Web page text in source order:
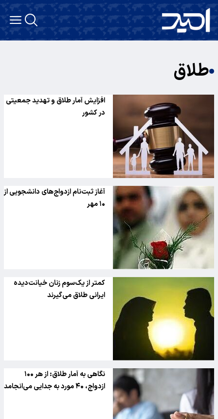
طلاق
افزایش آمار طلاق و تهدید جمعیتی
در کشور
آغاز ثبت‌نام ازدواج‌های دانشجویی از
۱۰ مهر
کمتر از یک‌سوم زنان خیانت‌دیده
ایرانی طلاق می‌گیرند
نگاهی به آمار طلاق: از هر ۱۰۰
ازدواج، ۴۰ مورد به جدایی می‌انجامد